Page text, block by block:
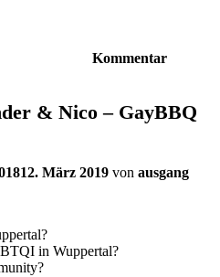
Kommentar
& Nico – GayBBQ
12. März 2019 von ausgang
in Wuppertal?